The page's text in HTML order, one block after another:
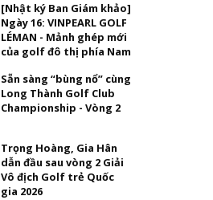
[Nhật ký Ban Giám khảo]
Ngày 16: VINPEARL GOLF
LÉMAN - Mảnh ghép mới
của golf đô thị phía Nam
Sẵn sàng “bùng nổ” cùng
Long Thành Golf Club
Championship - Vòng 2
Trọng Hoàng, Gia Hân
dẫn đầu sau vòng 2 Giải
Vô địch Golf trẻ Quốc
gia 2026